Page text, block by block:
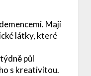
Mají
látky, které
půl
s kreativitou.